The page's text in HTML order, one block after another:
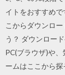
イトをおすすめ
こからダウンロ
う？ ダウンロー
PC(ブラウザ)や
ームはここから